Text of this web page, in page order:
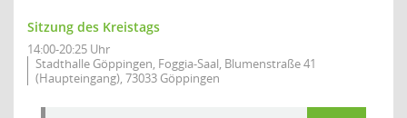
Sitzung des Kreistags
14:00-20:25 Uhr
Stadthalle Göppingen, Foggia-Saal, Blumenstraße 41
(Haupteingang), 73033 Göppingen